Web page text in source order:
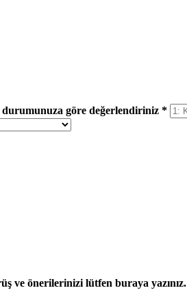
durumunuza göre değerlendiriniz *
ve önerilerinizi lütfen buraya yazınız.